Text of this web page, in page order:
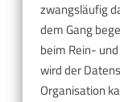
zwangsläufig
dem Gang
beim Rein-
wird der
Organisation